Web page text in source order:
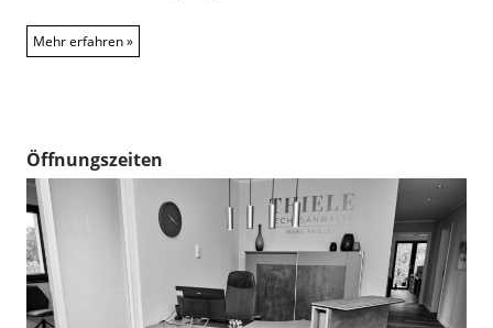
Mehr erfahren
Öffnungszeiten